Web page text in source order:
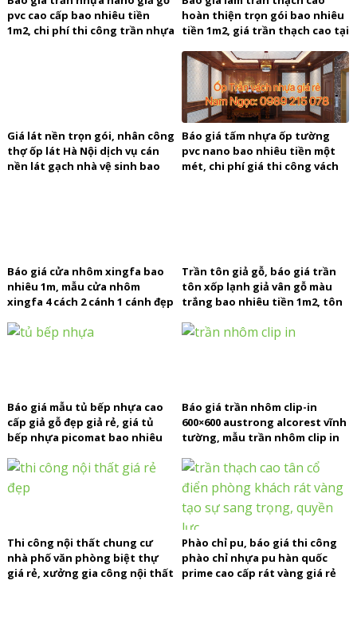
pvc cao cấp bao nhiêu tiền
1m2, chi phí thi công trần nhựa
hoàn thiện trọn gói bao nhiêu
tiền 1m2, giá trần thạch cao tại
Giá lát nền trọn gói, nhân công
thợ ốp lát Hà Nội dịch vụ cán
nền lát gạch nhà vệ sinh bao
Báo giá tấm nhựa ốp tường
pvc nano bao nhiêu tiền một
mét, chi phí giá thi công vách
Báo giá cửa nhôm xingfa bao
nhiêu 1m, mẫu cửa nhôm
xingfa 4 cách 2 cánh 1 cánh đẹp
Trần tôn giả gỗ, báo giá trần
tôn xốp lạnh giả vân gỗ màu
trắng bao nhiêu tiền 1m2, tôn
Báo giá mẫu tủ bếp nhựa cao
cấp giả gỗ đẹp giả rẻ, giá tủ
bếp nhựa picomat bao nhiêu
Báo giá trần nhôm clip-in
600×600 austrong alcorest vĩnh
tường, mẫu trần nhôm clip in
Thi công nội thất chung cư
nhà phố văn phòng biệt thự
giá rẻ, xưởng gia công nội thất
Phào chỉ pu, báo giá thi công
phào chỉ nhựa pu hàn quốc
prime cao cấp rát vàng giá rẻ